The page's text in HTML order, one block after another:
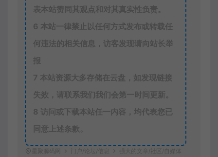
表本站赞同其观点和对其真实性负责。
6 本站一律禁止以任何方式发布或转载任
何违法的相关信息，访客发现请向站长举
报
7 本站资源大多存储在云盘，如发现链接
失效，请联系我们我们会第一时间更新。
8 访问或下载本站任一内容，均代表您已
同意上述条款。
星聚源码网 门户/论坛/信息
强大的文章/社区/自媒体